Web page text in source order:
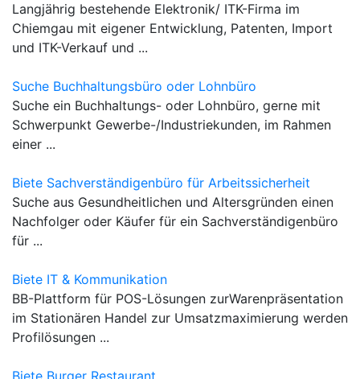
Langjährig bestehende Elektronik/ ITK-Firma im
Chiemgau mit eigener Entwicklung, Patenten, Import
und ITK-Verkauf und ...
Suche Buchhaltungsbüro oder Lohnbüro
Suche ein Buchhaltungs- oder Lohnbüro, gerne mit
Schwerpunkt Gewerbe-/Industriekunden, im Rahmen
einer ...
Biete Sachverständigenbüro für Arbeitssicherheit
Suche aus Gesundheitlichen und Altersgründen einen
Nachfolger oder Käufer für ein Sachverständigenbüro
für ...
Biete IT & Kommunikation
BB-Plattform für POS-Lösungen zurWarenpräsentation
im Stationären Handel zur Umsatzmaximierung werden
Profilösungen ...